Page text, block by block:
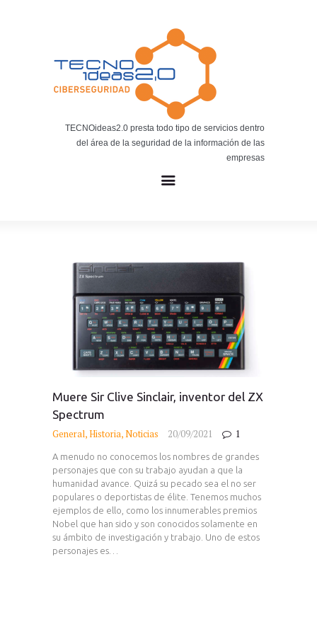
TECNOideas2.0 presta todo tipo de servicios dentro
del área de la seguridad de la información de las
empresas
BLOG TECNOIDEAS
Noticias tecnológicas.
Muere Sir Clive Sinclair, inventor del ZX
Spectrum
General,Historia,Noticias 20/09/2021 1
A menudo no conocemos los nombres de grandes
personajes que con su trabajo ayudan a que la
humanidad avance. Quizá su pecado sea el no ser
populares o deportistas de élite. Tenemos muchos
ejemplos de ello, como los innumerables premios
Nobel que han sido y son conocidos solamente en
su ámbito de investigación y trabajo. Uno de estos
personajes es…